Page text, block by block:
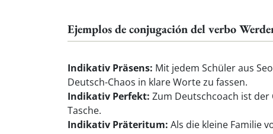
Ejemplos de conjugación del verbo
Indikativ Präsens: Mit jedem Schüler aus
Deutsch-Chaos in klare Worte zu fassen.
Indikativ Perfekt: Zum Deutschcoach ist
Tasche.
Indikativ Präteritum: Als die kleine Familie